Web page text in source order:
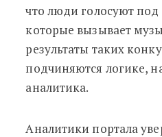
что люди голосуют
которые вызывает
результаты таких
подчиняются логике,
аналитика.
Аналитики портала